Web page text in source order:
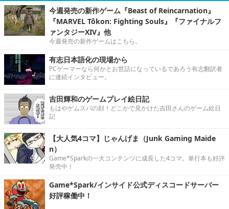
今週発売の新作ゲーム『Beast of Reincarnation』
『MARVEL Tōkon: Fighting Souls』『ファイナルフ
ァンタジーXIV』他
今週発売の新作ゲームはこちら。
有志日本語化の現場から
PCゲーマーなら何かとお世話になっているであろう有志翻訳者
に連続インタビュー。
吉田輝和のゲームプレイ絵日記
もはやゲムスパの顔！どこかで見かけた吉田さんのゲーム絵日
記
【大人気4コマ】じゃんげま（Junk Gaming Maide
n）
Game*Sparkの一大コンテンツに成長した4コマ。単行本も好評
発売中！
Game*Spark/インサイド公式ディスコードサーバー
好評稼働中！